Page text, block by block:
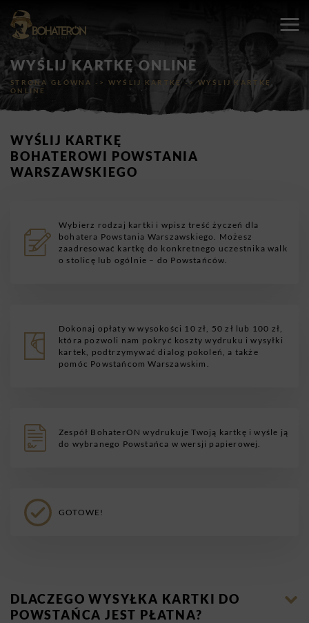
WYŚLIJ KARTKĘ ONLINE
STRONA GŁÓWNA -> WYŚLIJ KARTKĘ->WYŚLIJ KARTKĘ
ONLINE
WYŚLIJ KARTKĘ
BOHATEROWI POWSTANIA
WARSZAWSKIEGO
Wybierz rodzaj kartki i wpisz treść życzeń dla
bohatera Powstania Warszawskiego. Możesz
zaadresować kartkę do konkretnego uczestnika walk
o stolicę lub ogólnie – do Powstańców.
Dokonaj opłaty w wysokości 10 zł, 50 zł lub 100 zł,
która pozwoli nam pokryć koszty wydruku i wysyłki
kartek, podtrzymywać dialog pokoleń, a także
pomóc Powstańcom Warszawskim.
Zespół BohaterON wydrukuje Twoją kartkę i wyśle ją
do wybranego Powstańca w wersji papierowej.
GOTOWE!
DLACZEGO WYSYŁKA KARTKI DO
POWSTAŃCA JEST PŁATNA?